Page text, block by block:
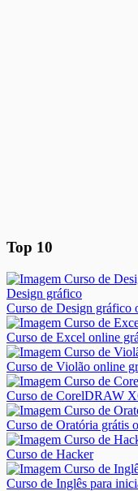
Top 10
Curso de Design gráfico
Curso de Excel online
Curso de Violão online
Curso de CorelDRAW
Curso de Oratória grátis
Curso de Hacker
Curso de Inglês para